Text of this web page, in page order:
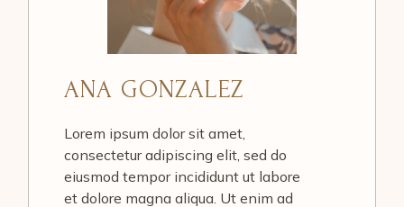
ANA GONZALEZ
Lorem ipsum dolor sit amet,
consectetur adipiscing elit, sed do
eiusmod tempor incididunt ut labore
et dolore magna aliqua. Ut enim ad